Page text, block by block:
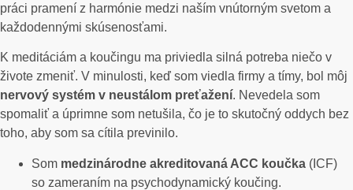
práci pramení z harmónie medzi naším vnútorným svetom a
každodennými skúsenosťami.
K meditáciám a koučingu ma priviedla silná potreba niečo v
živote zmeniť. V minulosti, keď som viedla firmy a tímy, bol môj
nervový systém v neustálom preťažení. Nevedela som
spomaliť a úprimne som netušila, čo je to skutočný oddych bez
toho, aby som sa cítila previnilo.
Som medzinárodne akreditovaná ACC koučka (ICF)
so zameraním na psychodynamický koučing.